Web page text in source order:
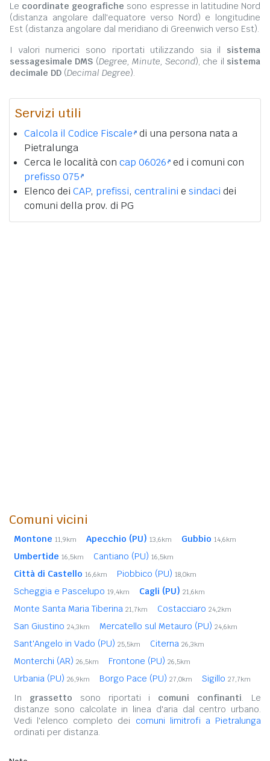
Le coordinate geografiche sono espresse in latitudine Nord
(distanza angolare dall'equatore verso Nord) e longitudine
Est (distanza angolare dal meridiano di Greenwich verso Est).
I valori numerici sono riportati utilizzando sia il sistema
sessagesimale DMS (Degree, Minute, Second), che il sistema
decimale DD (Decimal Degree).
Servizi utili
Calcola il Codice Fiscale di una persona nata a
Pietralunga
Cerca le località con cap 06026 ed i comuni con
prefisso 075
Elenco dei CAP, prefissi, centralini e sindaci dei
comuni della prov. di PG
Comuni vicini
Montone 11,9km Apecchio (PU) 13,6km Gubbio 14,6km
Umbertide 16,5km Cantiano (PU) 16,5km
Città di Castello 16,6km Piobbico (PU) 18,0km
Scheggia e Pascelupo 19,4km Cagli (PU) 21,6km
Monte Santa Maria Tiberina 21,7km Costacciaro 24,2km
San Giustino 24,3km Mercatello sul Metauro (PU) 24,6km
Sant'Angelo in Vado (PU) 25,5km Citerna 26,3km
Monterchi (AR) 26,5km Frontone (PU) 26,5km
Urbania (PU) 26,9km Borgo Pace (PU) 27,0km Sigillo 27,7km
In grassetto sono riportati i comuni confinanti. Le
distanze sono calcolate in linea d'aria dal centro urbano.
Vedi l'elenco completo dei comuni limitrofi a Pietralunga
ordinati per distanza.